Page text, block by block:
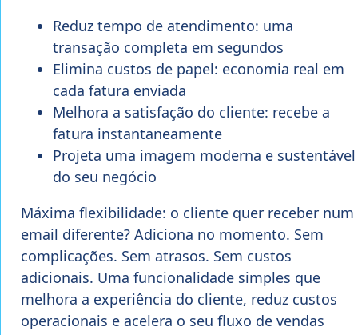
Reduz tempo de atendimento: uma
transação completa em segundos
Elimina custos de papel: economia real em
cada fatura enviada
Melhora a satisfação do cliente: recebe a
fatura instantaneamente
Projeta uma imagem moderna e sustentável
do seu negócio
Máxima flexibilidade: o cliente quer receber num
email diferente? Adiciona no momento. Sem
complicações. Sem atrasos. Sem custos
adicionais. Uma funcionalidade simples que
melhora a experiência do cliente, reduz custos
operacionais e acelera o seu fluxo de vendas